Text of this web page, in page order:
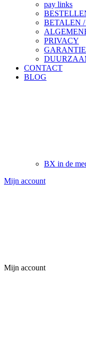
pay links
BETALEN
PRIVACY
GARANTIE
CONTACT
BLOG
BX in de
Mijn account
Mijn account